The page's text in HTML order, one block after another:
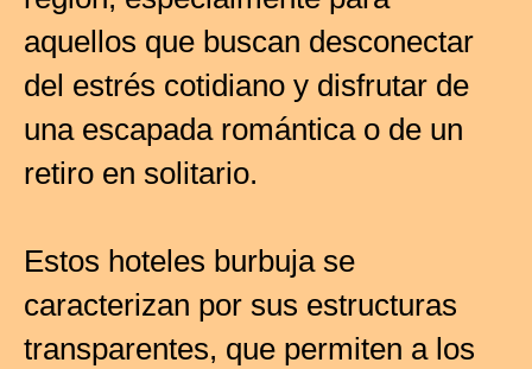
aquellos que buscan desconectar
del estrés cotidiano y disfrutar de
una escapada romántica o de un
retiro en solitario.
Estos hoteles burbuja se
caracterizan por sus estructuras
transparentes, que permiten a los